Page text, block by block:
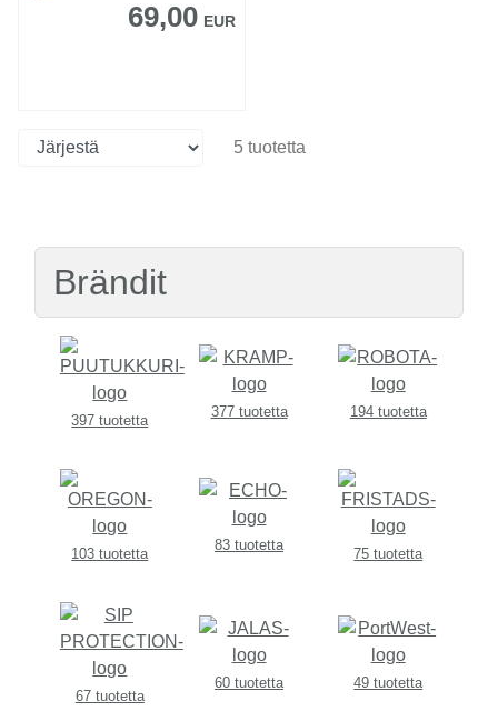
69,00 EUR
5 tuotetta
Brändit
397 tuotetta
377 tuotetta 194 tuotetta
103 tuotetta
83 tuotetta
75 tuotetta
67 tuotetta
60 tuotetta 49 tuotetta